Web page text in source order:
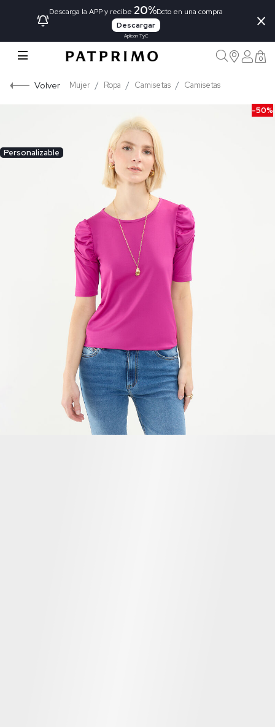
Descarga la APP y recibe 20%Dcto en una compra
Descargar
Aplican TyC
×
0
Volver Mujer Ropa Camisetas Camisetas
-50%
Personalizable